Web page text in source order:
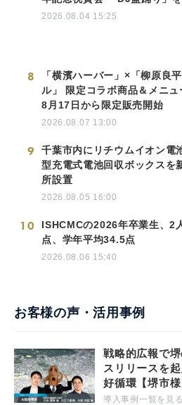
2026.08.04 15:25
8
「横濱ハーバー」×「柳原良
ル」 限定コラボ商品＆メニ
8月17日から限定販売開始
2026.08.07 13:00
9
千葉市内にリチウムイオン電
型充電式電池回収ボックスを
所設置
2026.08.05 16:00
10
ISHCMCの2026年卒業生、2
点、学年平均34.5点
2026.08.06 15:40
お客様の声・活用事例
戦略的広報で
スリリースを
好循環【堺市様
導入事例一覧を見る